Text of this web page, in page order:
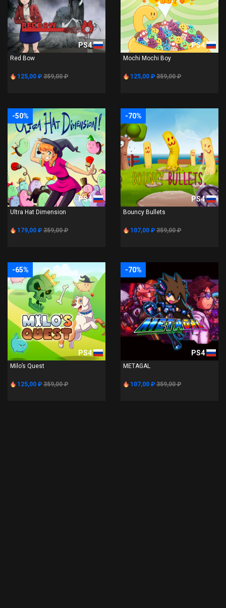
PS4
Red Bow
125,00 ₽ 359,00 ₽
PS4
Mochi Mochi Boy
125,00 ₽ 359,00 ₽
-50%
PS4
Ultra Hat Dimension
179,00 ₽ 359,00 ₽
-70%
PS4
Bouncy Bullets
107,00 ₽ 359,00 ₽
-65%
PS4
Milo’s Quest
125,00 ₽ 359,00 ₽
-70%
PS4
METAGAL
107,00 ₽ 359,00 ₽